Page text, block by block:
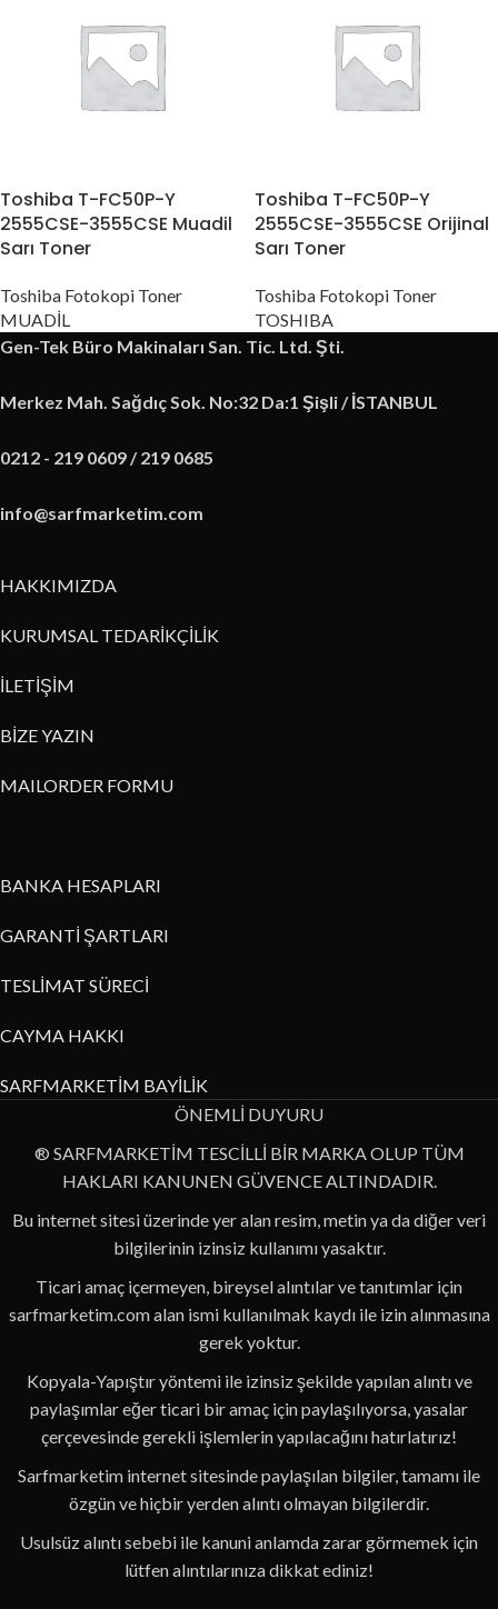
Toshiba T-FC50P-Y
2555CSE-3555CSE Muadil
Sarı Toner
Toshiba Fotokopi Toner
MUADİL
Toshiba T-FC50P-Y
2555CSE-3555CSE Orijinal
Sarı Toner
Toshiba Fotokopi Toner
TOSHIBA
Gen-Tek Büro Makinaları San. Tic. Ltd. Şti.
Merkez Mah. Sağdıç Sok. No:32 Da:1 Şişli / İSTANBUL
0212 - 219 0609 / 219 0685
info@sarfmarketim.com
HAKKIMIZDA
KURUMSAL TEDARİKÇİLİK
İLETİŞİM
BİZE YAZIN
MAILORDER FORMU
BANKA HESAPLARI
GARANTİ ŞARTLARI
TESLİMAT SÜRECİ
CAYMA HAKKI
SARFMARKETİM BAYİLİK
ÖNEMLİ DUYURU
® SARFMARKETİM TESCİLLİ BİR MARKA OLUP TÜM
HAKLARI KANUNEN GÜVENCE ALTINDADIR.
Bu internet sitesi üzerinde yer alan resim, metin ya da diğer veri
bilgilerinin izinsiz kullanımı yasaktır.
Ticari amaç içermeyen, bireysel alıntılar ve tanıtımlar için
sarfmarketim.com alan ismi kullanılmak kaydı ile izin alınmasına
gerek yoktur.
Kopyala-Yapıştır yöntemi ile izinsiz şekilde yapılan alıntı ve
paylaşımlar eğer ticari bir amaç için paylaşılıyorsa, yasalar
çerçevesinde gerekli işlemlerin yapılacağını hatırlatırız!
Sarfmarketim internet sitesinde paylaşılan bilgiler, tamamı ile
özgün ve hiçbir yerden alıntı olmayan bilgilerdir.
Usulsüz alıntı sebebi ile kanuni anlamda zarar görmemek için
lütfen alıntılarınıza dikkat ediniz!